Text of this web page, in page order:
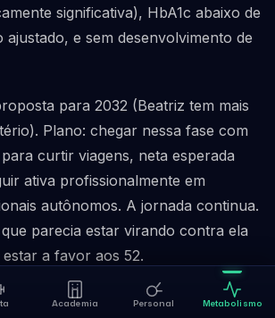
significativa), HbA1c abaixo de
ajustado, e sem desenvolvimento de
para 2032 (Beatriz tem mais
Plano: chegar nessa fase com
curtir viagens, neta esperada
ativa profissionalmente em
autônomos. A jornada continua.
parecia estar virando contra ela
a favor aos 52.
Academia Personal Metabolismo